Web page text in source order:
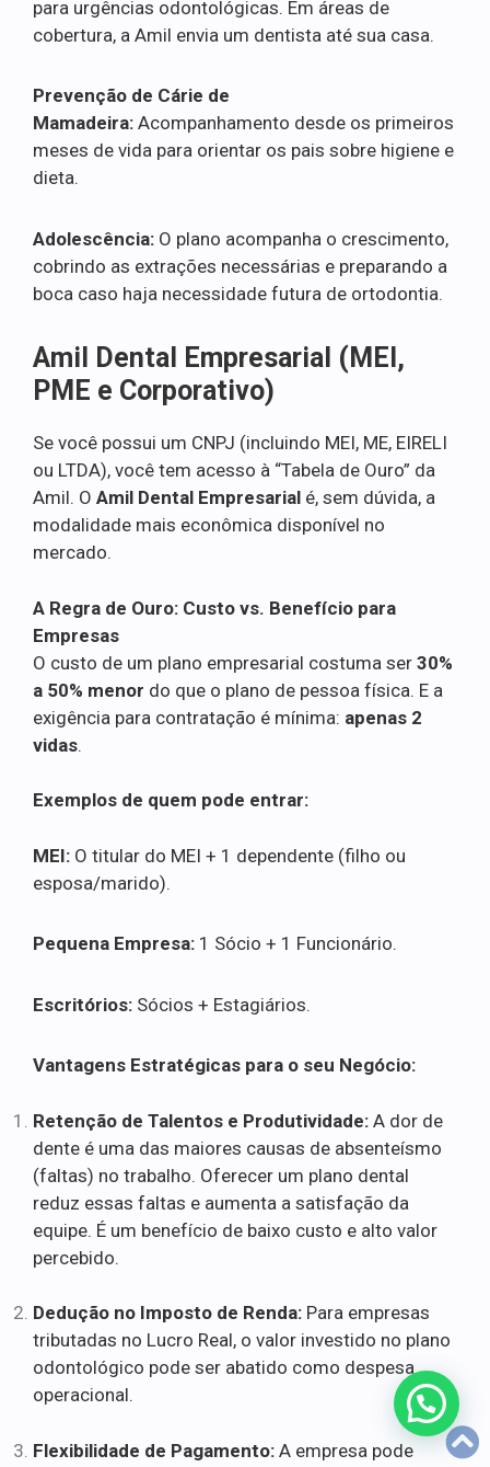
para urgências odontológicas. Em áreas de
cobertura, a Amil envia um dentista até sua casa.
Prevenção de Cárie de
Mamadeira: Acompanhamento desde os primeiros
meses de vida para orientar os pais sobre higiene e
dieta.
Adolescência: O plano acompanha o crescimento,
cobrindo as extrações necessárias e preparando a
boca caso haja necessidade futura de ortodontia.
Amil Dental Empresarial (MEI,
PME e Corporativo)
Se você possui um CNPJ (incluindo MEI, ME, EIRELI
ou LTDA), você tem acesso à “Tabela de Ouro” da
Amil. O Amil Dental Empresarial é, sem dúvida, a
modalidade mais econômica disponível no
mercado.
A Regra de Ouro: Custo vs. Benefício para
Empresas
O custo de um plano empresarial costuma ser 30%
a 50% menor do que o plano de pessoa física. E a
exigência para contratação é mínima: apenas 2
vidas.
Exemplos de quem pode entrar:
MEI: O titular do MEI + 1 dependente (filho ou
esposa/marido).
Pequena Empresa: 1 Sócio + 1 Funcionário.
Escritórios: Sócios + Estagiários.
Vantagens Estratégicas para o seu Negócio:
Retenção de Talentos e Produtividade: A dor de
dente é uma das maiores causas de absenteísmo
(faltas) no trabalho. Oferecer um plano dental
reduz essas faltas e aumenta a satisfação da
equipe. É um benefício de baixo custo e alto valor
percebido.
Dedução no Imposto de Renda: Para empresas
tributadas no Lucro Real, o valor investido no plano
odontológico pode ser abatido como despesa
operacional.
Flexibilidade de Pagamento: A empresa pode